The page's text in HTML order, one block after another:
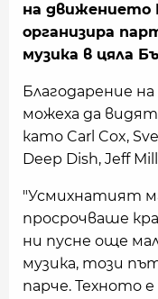
на движението
организира
музика в цяла
Благодарение
можеха да
като Carl Cox,
Deep Dish, Jeff
"Усмихнатият
просрочваше
ни пусне още
музика, този
парче. Техното